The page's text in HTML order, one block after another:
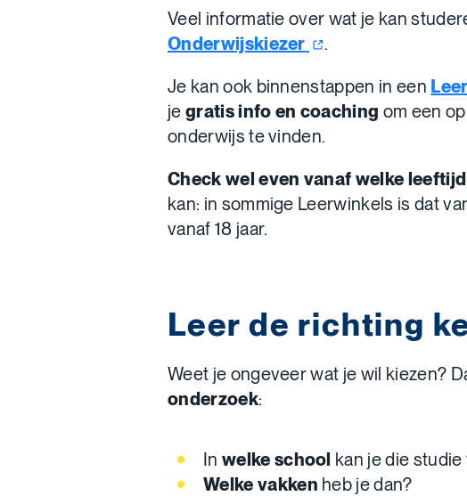
Veel informatie over wat je kan
Onderwijskiezer
.
Je kan ook binnenstappen in een
je gratis info en coaching om een
onderwijs te vinden.
Check wel even vanaf welke leeftijd
kan: in sommige Leerwinkels is dat
vanaf 18 jaar.
Leer de richting
Weet je ongeveer wat je wil kiezen?
onderzoek:
In welke school kan je die
Welke vakken heb je dan?